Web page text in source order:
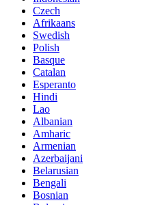
Czech
Afrikaans
Swedish
Polish
Basque
Catalan
Esperanto
Hindi
Lao
Albanian
Amharic
Armenian
Azerbaijani
Belarusian
Bengali
Bosnian